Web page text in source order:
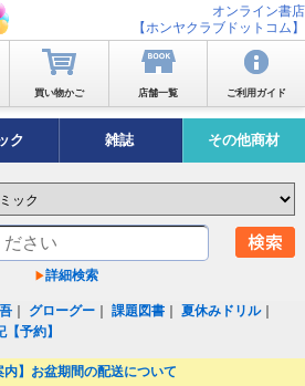
オンライン書店
【ホンヤクラブドットコム】
買い物かご 店舗一覧 ご利用ガイド
ク 雑誌 その他商材
詳細検索
グローグー ｜課題図書 ｜夏休みドリル｜
予約】
内】お盆期間の配送について